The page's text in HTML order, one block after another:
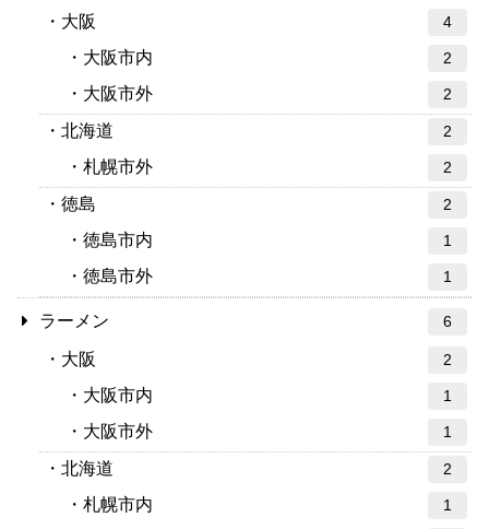
大阪 4
大阪市内 2
大阪市外 2
北海道 2
札幌市外 2
徳島 2
徳島市内 1
徳島市外 1
ラーメン 6
大阪 2
大阪市内 1
大阪市外 1
北海道 2
札幌市内 1